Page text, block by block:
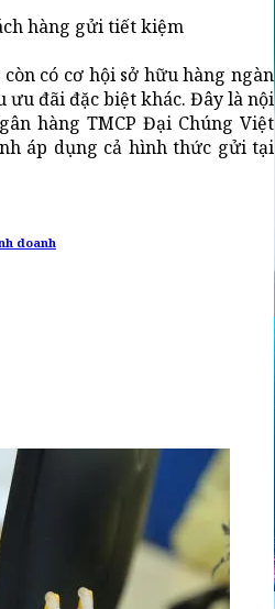
hàng gửi tiết kiệm
có cơ hội sở hữu hàng ngàn
ưu đãi đặc biệt khác. Đây là nội
hàng TMCP Đại Chúng Việt
áp dụng cả hình thức gửi tại
doanh